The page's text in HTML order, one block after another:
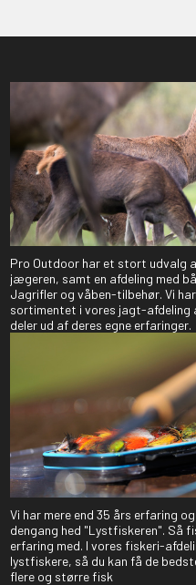
Pro Outdoor har et stort udvalg
jægeren, samt en afdeling med
Jagrifler og våben-tilbehør. Vi
sortimentet i vores jagt-afdeling
deler ud af deres egne erfaringer.
Vi har mere end 35 års erfaring
dengang hed "Lystfiskeren". Så
erfaring med. I vores fiskeri-
lystfiskere, så du kan få de
flere og større fisk